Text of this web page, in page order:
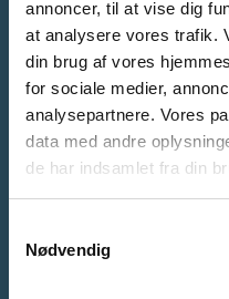
annoncer, til at vise dig
at analysere vores trafik.
din brug af vores
for sociale medier,
analysepartnere. Vores
data med andre
de har indsamlet fra din
Nødvendig
Hvad er en
Hvad er en
Nogle eller
Hvad er
Få lektiehjælp i engelsk her
Om vores
Alle Studiecoachens